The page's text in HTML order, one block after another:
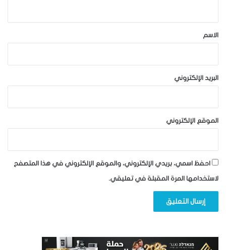
*الاسم
البريد الإلكتروني
الموقع الإلكتروني
احفظ اسمي، بريدي الإلكتروني، والموقع الإلكتروني في هذا المتصفح
لاستخدامها المرة المقبلة في تعليقي.